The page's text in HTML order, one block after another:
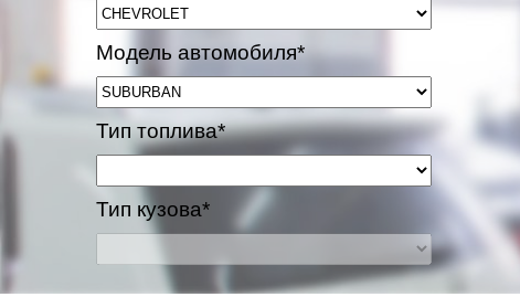
Модель автомобиля*
Тип топлива*
Тип кузова*